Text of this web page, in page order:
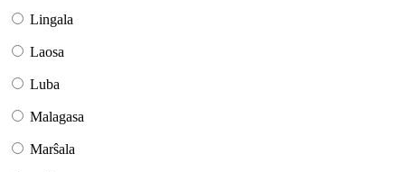
Lingala
Laosa
Luba
Malagasa
Marŝala